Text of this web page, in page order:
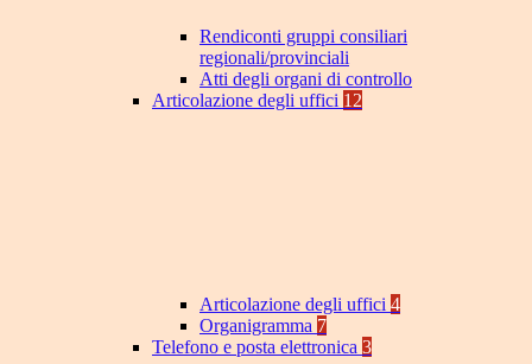
Rendiconti gruppi consiliari
regionali/provinciali
Atti degli organi di controllo
Articolazione degli uffici 12
Articolazione degli uffici 4
Organigramma 7
Telefono e posta elettronica 3